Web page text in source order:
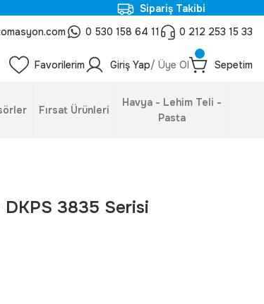
Sipariş Takibi
0 530 158 64 11 0 212 253 15 33
Favorilerim Giriş Yap/ Üye Ol Sepetim
Fırsat Ürünleri
Havya - Lehim Teli -
Pasta
3835 Serisi